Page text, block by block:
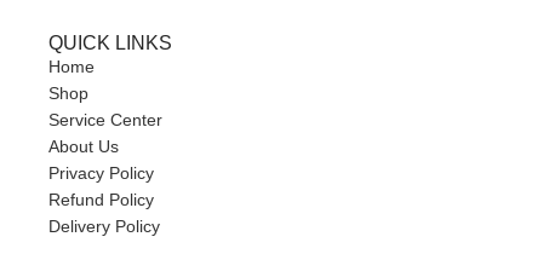
QUICK LINKS
Home
Shop
Service Center
About Us
Privacy Policy
Refund Policy
Delivery Policy